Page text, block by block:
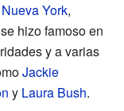
Nueva York,
hizo famoso en
y a varias
Jackie
y Laura Bush.